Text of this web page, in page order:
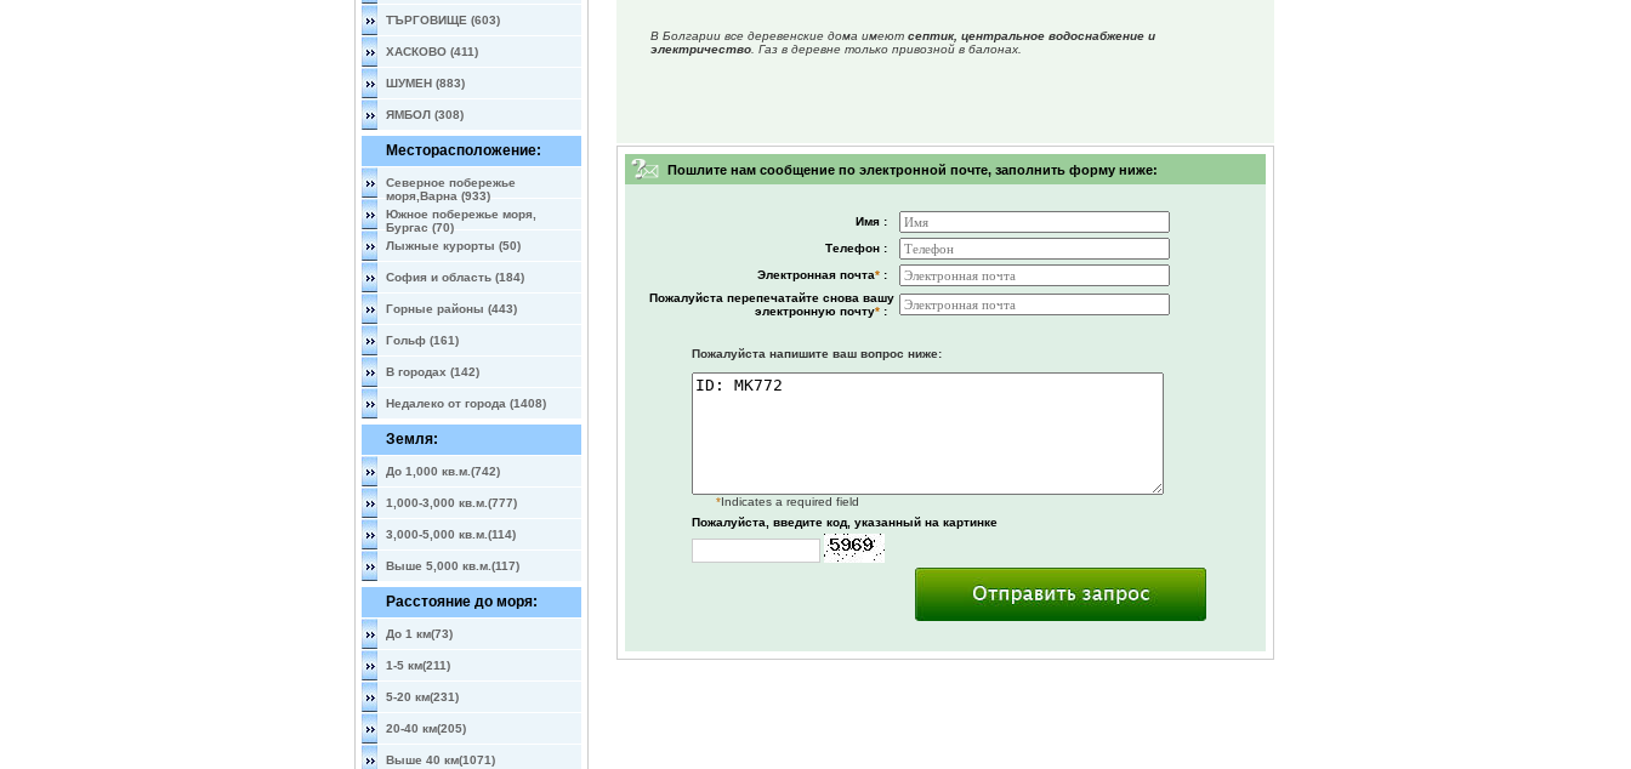
ТЪРГОВИЩЕ (603)
ХАСКОВО (411)
ШУМЕН (883)
ЯМБОЛ (308)
Месторасположение:
Северное побережье
моря,Варна (933)
Южное побережье моря,
Бургас (70)
Лыжные курорты (50)
София и область (184)
Горные районы (443)
Гольф (161)
В городах (142)
Недалеко от города (1408)
Земля:
До 1,000 кв.м.(742)
1,000-3,000 кв.м.(777)
3,000-5,000 кв.м.(114)
Выше 5,000 кв.м.(117)
Расстояние до моря:
До 1 км(73)
1-5 км(211)
5-20 км(231)
20-40 км(205)
Выше 40 км(1071)
В Болгарии все деревенские дома имеют септик, центральное водоснабжение и
электричество . Газ в деревне только привозной в балонах.
Пошлите нам сообщение по электронной почте, заполнить форму ниже:
Имя :
Телефон :
Электронная почта* :
Пожалуйста перепечатайте снова вашу
электронную почту* :
Пожалуйста напишите ваш вопрос ниже:
*Indicates a required field
Пожалуйста, введите код, указанный на картинке